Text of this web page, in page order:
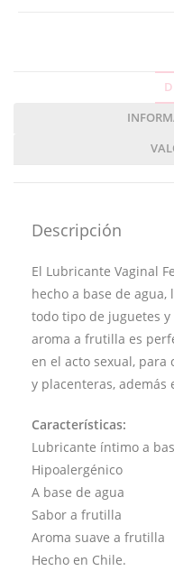
Descripción
El Lubricante Vaginal
hecho a base de
todo tipo de juguetes y
aroma a frutilla es
en el acto sexual, para
y placenteras, además
Características:
Lubricante íntimo a
Hipoalergénico
A base de agua
Sabor a frutilla
Aroma suave a frutilla
Hecho en Chile.